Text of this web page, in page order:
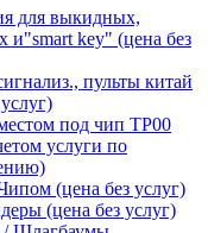
для выкидных,
и"smart key" (цена без
пульты китай
под чип TP00
услуги по
(цена без услуг)
(цена без услуг)